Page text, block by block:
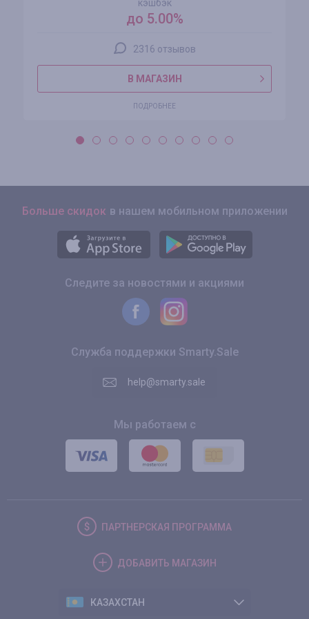
кэшбэк
до 5.00%
2316 отзывов
В МАГАЗИН
ПОДРОБНЕЕ
Больше скидок в нашем мобильном приложении
Следите за новостями и акциями
Служба поддержки Smarty.Sale
help@smarty.sale
Мы работаем с
ПАРТНЕРСКАЯ ПРОГРАММА
ДОБАВИТЬ МАГАЗИН
КАЗАХСТАН